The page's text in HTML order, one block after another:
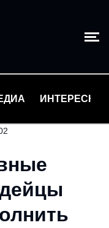
ИНТЕРЕСНОЕ